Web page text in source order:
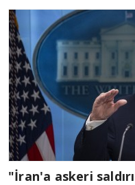
"İran'a askeri